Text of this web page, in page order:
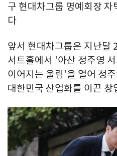
구 현대차그룹 명예회장 자
다
앞서 현대차그룹은 지난달
서트홀에서 '아산 정주영
이어지는 울림'을 열어 정
대한민국 산업화를 이끈